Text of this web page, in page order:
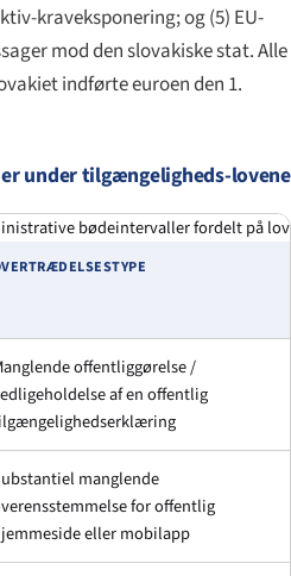
kraveksponering; og (5) EU-
mod den slovakiske stat. Alle
indførte euroen den 1.
under tilgængeligheds-lovene
bødeintervaller fordelt på
offentliggørelse /
af en offentlig
manglende
for offentlig
eller mobilapp